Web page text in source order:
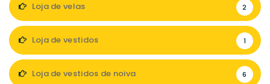
Loja de velas 2
Loja de vestidos 1
Loja de vestidos de noiva 6